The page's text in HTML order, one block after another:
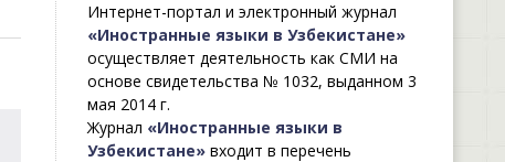
Интернет-портал и электронный журнал
«Иностранные языки в Узбекистане»
осуществляет деятельность как СМИ на
основе свидетельства № 1032, выданном 3
мая 2014 г.
Журнал «Иностранные языки в
Узбекистане»входит в перечень